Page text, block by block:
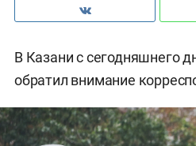
В Казани с сегодняшнего
обратил внимание